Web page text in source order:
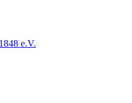
e.V.